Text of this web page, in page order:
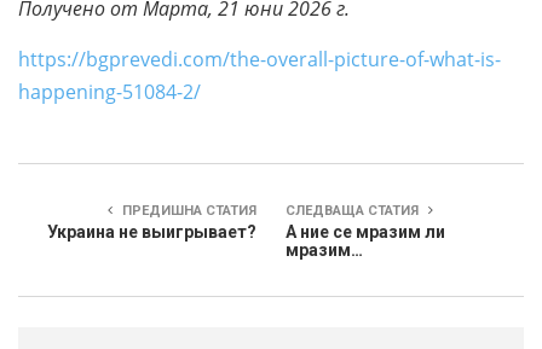
Получено от Марта, 21 юни 2026 г.
https://bgprevedi.com/the-overall-picture-of-what-is-
happening-51084-2/
ПРЕДИШНА СТАТИЯ
Украина не выигрывает?
СЛЕДВАЩА СТАТИЯ
А ние се мразим ли
мразим…